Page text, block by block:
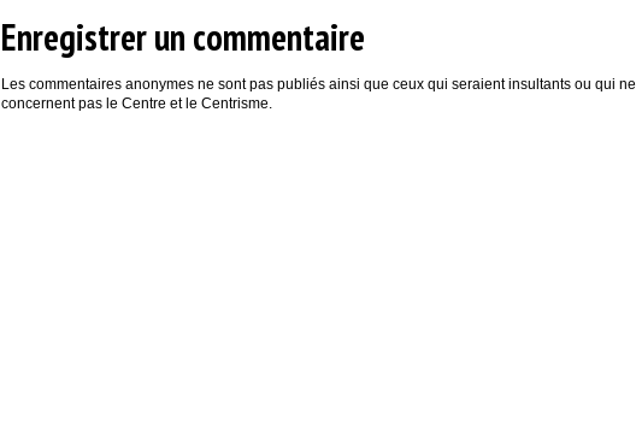
Enregistrer un commentaire
Les commentaires anonymes ne sont pas publiés ainsi que ceux qui seraient insultants ou qui ne
concernent pas le Centre et le Centrisme.